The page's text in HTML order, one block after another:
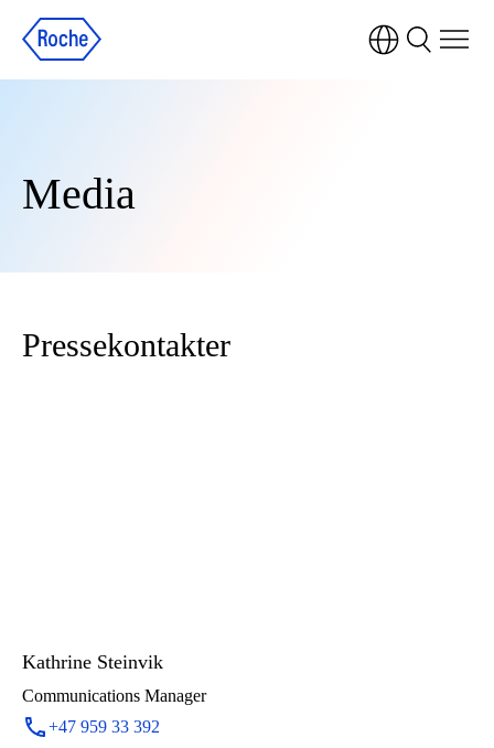
Media
Pressekontakter
Kathrine Steinvik
Communications Manager
+47 959 33 392